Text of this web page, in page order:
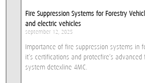
Fire Suppression Systems for Forestry
and electric vehicles
september 12, 2025
Importance of fire suppression systems in
it’s certifications and protecfire’s advanced
system detexline 4MC.